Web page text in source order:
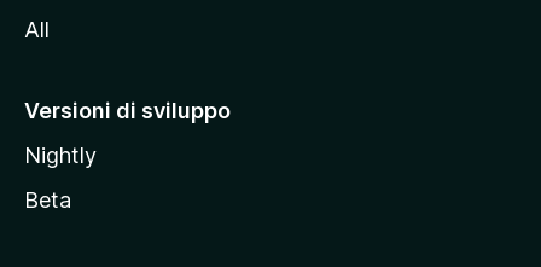
t
M
z
i
All
Versioni di sviluppo
Nightly
Beta